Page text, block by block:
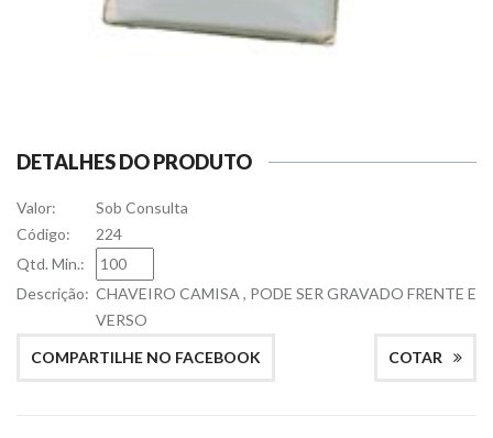
DETALHES DO PRODUTO
Valor:
Sob Consulta
Código:
224
Qtd. Min.:
Descrição: CHAVEIRO CAMISA , PODE SER GRAVADO FRENTE E
VERSO
COTAR
COMPARTILHE NO FACEBOOK